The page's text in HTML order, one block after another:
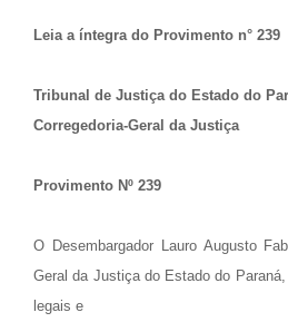
Leia a íntegra do Provimento n° 239
Tribunal de Justiça do Estado do
Corregedoria-Geral da Justiça
Provimento Nº 239
O Desembargador Lauro Augusto
Geral da Justiça do Estado do
legais e